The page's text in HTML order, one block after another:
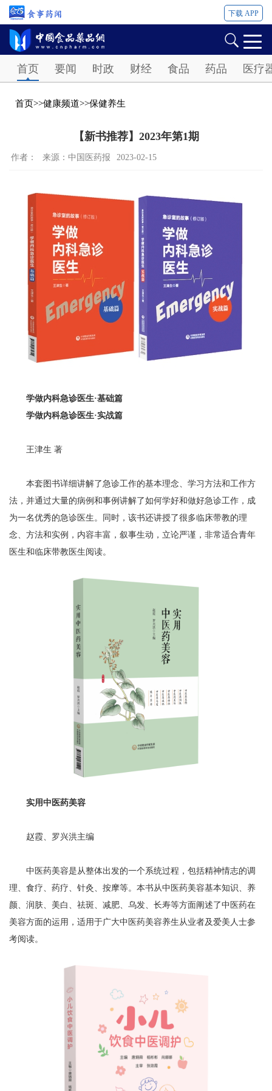
下载 APP
首页 要闻 时政 财经 食品 药品 医疗
首页>>健康频道>>保健养生
【新书推荐】2023年第1期
作者： 来源：中国医药报 2023-02-15
学做内科急诊医生·基础篇
学做内科急诊医生·实战篇
王津生 著
本套图书详细讲解了急诊工作的基本理念、学习方法和工作方
法，并通过大量的病例和事例讲解了如何学好和做好急诊工作，成
为一名优秀的急诊医生。同时，该书还讲授了很多临床带教的理
念、方法和实例，内容丰富，叙事生动，立论严谨，非常适合青年
医生和临床带教医生阅读。
实用中医药美容
赵霞、罗兴洪主编
中医药美容是从整体出发的一个系统过程，包括精神情志的调
理、食疗、药疗、针灸、按摩等。本书从中医药美容基本知识、养
颜、润肤、美白、祛斑、减肥、乌发、长寿等方面阐述了中医药在
美容方面的运用，适用于广大中医药美容养生从业者及爱美人士参
考阅读。